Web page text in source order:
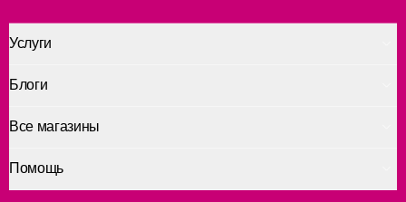
Услуги
Помощь
Блоги
Все магазины